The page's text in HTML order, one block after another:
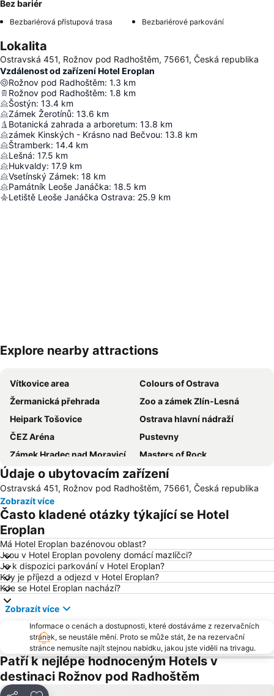
Bez bariér
Bezbariérová přístupová trasa Bezbariérové parkování
Lokalita
Ostravská 451, Rožnov pod Radhoštěm, 75661, Česká republika
Vzdálenost od zařízení Hotel Eroplan
Rožnov pod Radhoštěm: 1.3 km
Rožnov pod Radhoštěm: 1.8 km
Šostýn: 13.4 km
Zámek Žerotínů: 13.6 km
Botanická zahrada a arboretum: 13.8 km
zámek Kinských - Krásno nad Bečvou: 13.8 km
Štramberk: 14.4 km
Lešná: 17.5 km
Hukvaldy: 17.9 km
Vsetínský Zámek: 18 km
Památník Leoše Janáčka: 18.5 km
Letiště Leoše Janáčka Ostrava: 25.9 km
Explore nearby attractions
Vítkovice area
Colours of Ostrava
Žermanická přehrada
Zoo a zámek Zlín-Lesná
Heipark Tošovice
Ostrava hlavní nádraží
ČEZ Aréna
Pustevny
Zámek Hradec nad Moravicí
Masters of Rock
Svatý Hostýn - poutní místo
Ski Centrum Kohútka
Letiště Leoše Janáčka Ostrava
ZOO Ostrava
Soláň – Vrchol
Kongresové centrum Zlín
Slezskoostravský hrad
SKI Vítkovice-Bílá
Dny NATO v Ostravě
Skiareál Synot - Kyčerka
Skiareál Mezivodí
DinoPark Ostrava
Malenovice
Visalaje
Skalka Family Park
Beskyd Frýdek-Místek
Ski areál Pustevny
Čarták – Soláň-Sedlo
Ski areál U Sachovy studánky
Stodolní
Masarykovo náměstí
Ski areál Razula
Jezioro Terlicko
Údaje o ubytovacím zařízení
Ostravská 451, Rožnov pod Radhoštěm, 75661, Česká republika
Zobrazít více
Často kladené otázky týkající se Hotel
Eroplan
Má Hotel Eroplan bazénovou oblast?
Jsou v Hotel Eroplan povoleny domácí mazlíčci?
Je k dispozici parkování v Hotel Eroplan?
Kdy je příjezd a odjezd v Hotel Eroplan?
Kde se Hotel Eroplan nachází?
Zobrazít více
Informace o cenách a dostupnosti, které dostáváme z rezervačních
stránek, se neustále mění. Proto se může stát, že na rezervační
stránce nemusíte najít stejnou nabídku, jakou jste viděli na trivagu.
Patří k nejlépe hodnoceným Hotels v
destinaci Rožnov pod Radhoštěm